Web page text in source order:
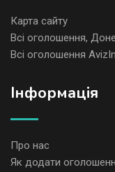
Карта сайту
Всі оголошення,
Всі оголошення
Iнформація
Про нас
Як додати